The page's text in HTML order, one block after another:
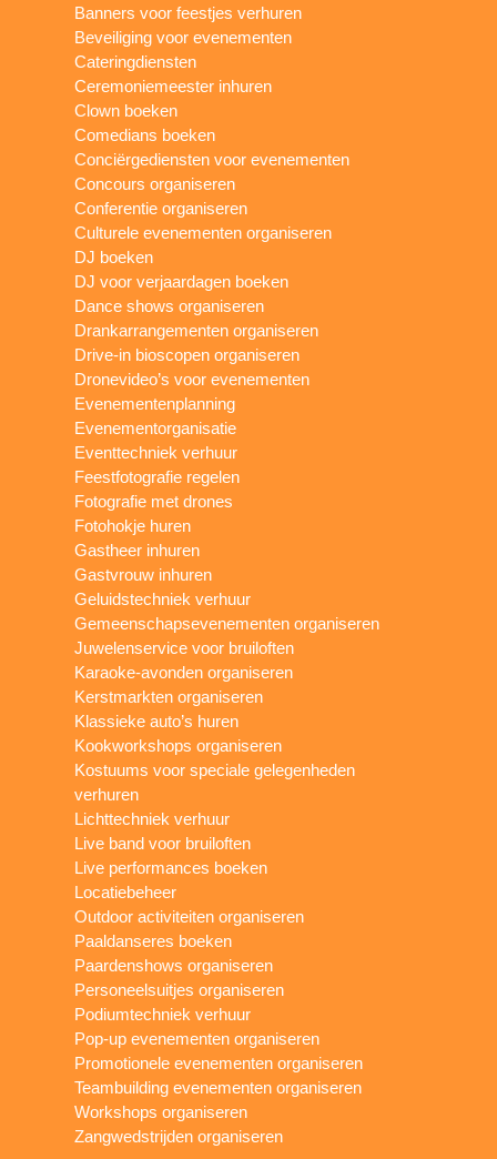
Banners voor feestjes verhuren
Beveiliging voor evenementen
Cateringdiensten
Ceremoniemeester inhuren
Clown boeken
Comedians boeken
Conciërgediensten voor evenementen
Concours organiseren
Conferentie organiseren
Culturele evenementen organiseren
DJ boeken
DJ voor verjaardagen boeken
Dance shows organiseren
Drankarrangementen organiseren
Drive-in bioscopen organiseren
Dronevideo’s voor evenementen
Evenementenplanning
Evenementorganisatie
Eventtechniek verhuur
Feestfotografie regelen
Fotografie met drones
Fotohokje huren
Gastheer inhuren
Gastvrouw inhuren
Geluidstechniek verhuur
Gemeenschapsevenementen organiseren
Juwelenservice voor bruiloften
Karaoke-avonden organiseren
Kerstmarkten organiseren
Klassieke auto’s huren
Kookworkshops organiseren
Kostuums voor speciale gelegenheden
verhuren
Lichttechniek verhuur
Live band voor bruiloften
Live performances boeken
Locatiebeheer
Outdoor activiteiten organiseren
Paaldanseres boeken
Paardenshows organiseren
Personeelsuitjes organiseren
Podiumtechniek verhuur
Pop-up evenementen organiseren
Promotionele evenementen organiseren
Teambuilding evenementen organiseren
Workshops organiseren
Zangwedstrijden organiseren